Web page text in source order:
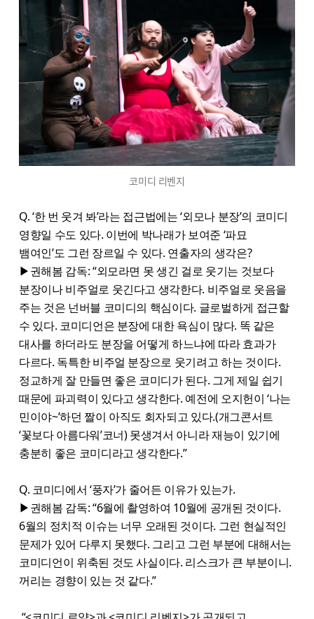
코미디 리벤지
Q. ‘한 번 웃겨 봐’라는 접근법에는 ‘외모나 분장’의 코미디
영향일 수도 있다. 이번에 박나래가 보여준 ‘파묘
뱀여인’도 그런 장르일 수 있다. 연출자의 생각은?
▶권해봄 감독: “외모라면 못 생긴 걸로 웃기는 것보다
분장이나 비주얼로 웃긴다고 생각한다. 비주얼로 웃음을
주는 것은 넌버블 코미디의 핵심이다. 글로벌하게 접근할
수 있다. 코미디언은 분장에 대한 욕심이 많다. 똑 같은
대사를 하더라도 분장을 어떻게 하느냐에 따라 효과가
다르다. 독특한 비주얼 분장으로 웃기려고 하는 것이다.
정교하게 잘 만들면 좋은 코미디가 된다. 그게 제일 쉽기
때문에 파괴력이 있다고 생각한다. 예전에 오지헌이 ‘나는
민이야~’하던 짤이 아직도 회자되고 있다.(개그콘서트
‘꽃보다 아름다워’코너) 못생겨서 아니라 재능이 있기에
충분히 좋은 코미디라고 생각한다.”
Q. 코미디에서 ‘풍자’가 줄어든 이유가 있는가.
▶권해봄 감독: “6월에 촬영하여 10월에 공개된 것이다.
6월의 정치적 이슈는 너무 오래된 것이다. 그런 현실적인
문제가 있어 다루지 못했다. 그리고 그런 부분에 대해서는
코미디언이 위축된 것도 사실이다. 리스크가 큰 부분이니.
꺼리는 경향이 있는 것 같다.”